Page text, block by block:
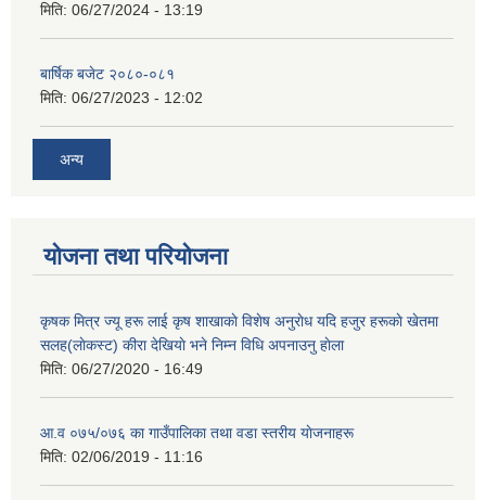
मिति: 06/27/2024 - 13:19
बार्षिक बजेट २०८०-०८१
मिति: 06/27/2023 - 12:02
अन्य
योजना तथा परियोजना
कृषक मित्र ज्यू हरू लाई कृष शाखाकाे विशेष अनुराेध यदि हजुर हरूकाे खेतमा
सलह(लाेकस्ट) कीरा देखियाे भने निम्न विधि अपनाउनु हाेला
मिति: 06/27/2020 - 16:49
आ‍.व ०७५/०७६ का गाउँपालिका तथा वडा स्तरीय याेजनाहरू
मिति: 02/06/2019 - 11:16